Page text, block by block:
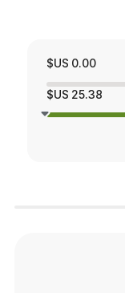
0.00 US$
25.38 US$